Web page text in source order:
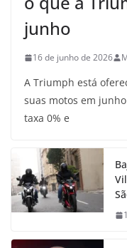
junho
16 de junho de 2026
A Triumph está
suas motos em
taxa 0% e